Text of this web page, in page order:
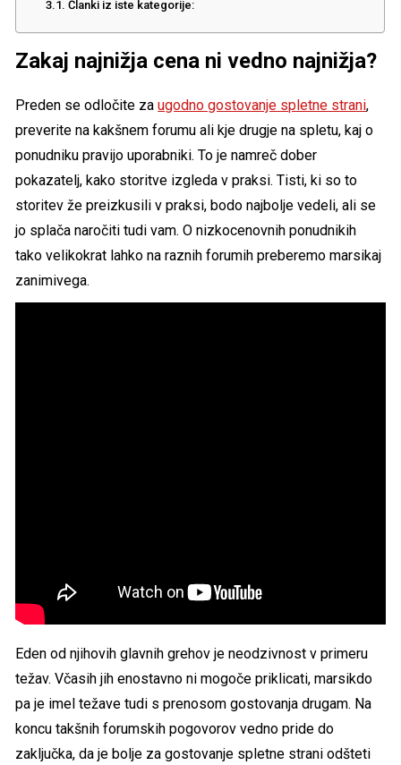
Članki iz iste kategorije:
Zakaj najnižja cena ni vedno najnižja?
Preden se odločite zaugodno gostovanje spletne strani,
preverite na kakšnem forumu ali kje drugje na spletu, kaj o
ponudniku pravijo uporabniki. To je namreč dober
pokazatelj, kako storitve izgleda v praksi. Tisti, ki so to
storitev že preizkusili v praksi, bodo najbolje vedeli, ali se
jo splača naročiti tudi vam. O nizkocenovnih ponudnikih
tako velikokrat lahko na raznih forumih preberemo marsikaj
zanimivega.
Eden od njihovih glavnih grehov je neodzivnost v primeru
težav. Včasih jih enostavno ni mogoče priklicati, marsikdo
pa je imel težave tudi s prenosom gostovanja drugam. Na
koncu takšnih forumskih pogovorov vedno pride do
zaključka, da je bolje za gostovanje spletne strani odšteti